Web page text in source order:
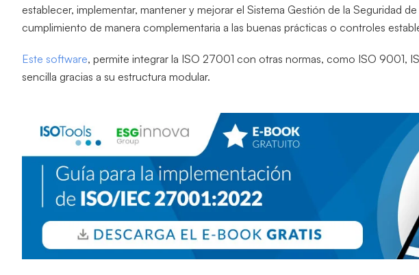
establecer, implementar, mantener y mejorar el Sistema Gestión de la Seguridad
cumplimiento de manera complementaria a las buenas prácticas o controles
Este software, permite integrar la ISO 27001 con otras normas, como ISO 9001,
sencilla gracias a su estructura modular.